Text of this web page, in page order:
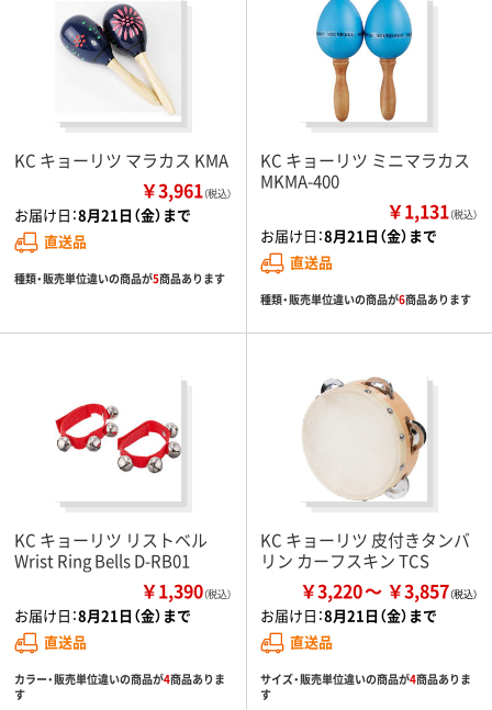
KC キョーリツ マラカス KMA
￥3,961（税込）
お届け日：8月21日（金）まで
直送品
種類・販売単位違いの商品が5商品あります
KC キョーリツ ミニマラカス
MKMA-400
￥1,131（税込）
お届け日：8月21日（金）まで
直送品
種類・販売単位違いの商品が6商品あります
KC キョーリツ リストベル
Wrist Ring Bells D-RB01
￥1,390（税込）
お届け日：8月21日（金）まで
直送品
カラー・販売単位違いの商品が4商品ありま
す
KC キョーリツ 皮付きタンバ
リン カーフスキン TCS
￥3,220 ￥3,857
お届け日：8月21日（金）まで
直送品
サイズ・販売単位違いの商品が4商品ありま
す